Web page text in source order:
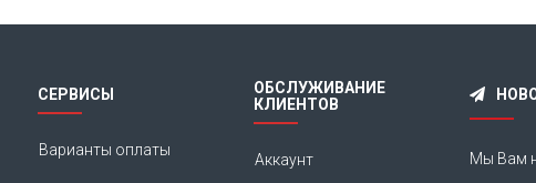
СЕРВИСЫ
Варианты оплаты
ОБСЛУЖИВАНИЕ
КЛИЕНТОВ
Аккаунт Мы Вам